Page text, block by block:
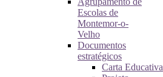
Escolas de
Montemor-o-
Velho
Documentos
estratégicos
Carta Educativa